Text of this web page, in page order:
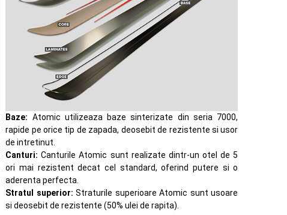
Baze: Atomic utilizeaza baze sinterizate din seria 7000,
rapide pe orice tip de zapada, deosebit de rezistente si usor
de intretinut.
Canturi: Canturile Atomic sunt realizate dintr-un otel de 5
ori mai rezistent decat cel standard, oferind putere si o
aderenta perfecta.
Stratul superior: Straturile superioare Atomic sunt usoare
si deosebit de rezistente (50% ulei de rapita).